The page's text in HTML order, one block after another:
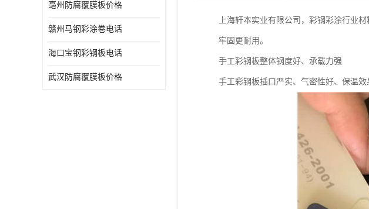
亳州防腐覆膜板价格
赣州马钢彩涂卷电话
海口宝钢彩钢板电话
武汉防腐覆膜板价格
上海轩本实业有限公司，彩钢彩涂行业
牢固更耐用。
手工彩钢板整体钢度好、承载力强
手工彩钢板插口严实、气密性好、保温效